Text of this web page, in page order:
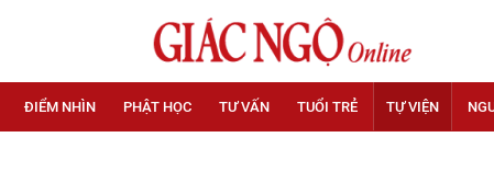
ĐIỂM NHÌN PHẬT HỌC TƯ VẤN TUỔI TRẺ TỰ VIỆN